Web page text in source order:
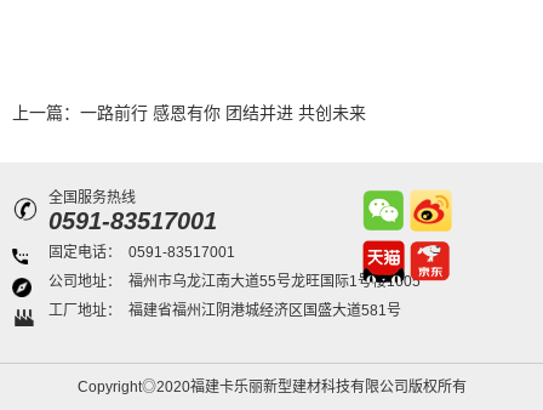
上一篇： 一路前行 感恩有你 团结并进 共创未来
全国服务热线
0591-83517001
固定电话：
0591-83517001
公司地址：
福州市乌龙江南大道55号龙旺国际1号楼1605
工厂地址：
福建省福州江阴港城经济区国盛大道581号
Copyright◎2020福建卡乐丽新型建材科技有限公司版权所有